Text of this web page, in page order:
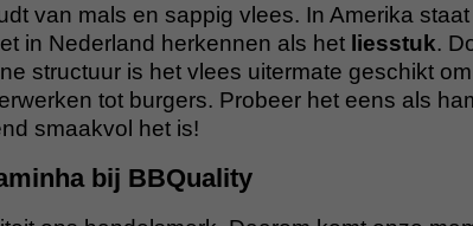
van mals en sappig vlees. In Amerika
in Nederland herkennen als het liesstuk.
structuur is het vlees uitermate geschikt
tot burgers. Probeer het eens als
smaakvol het is!
bij BBQuality